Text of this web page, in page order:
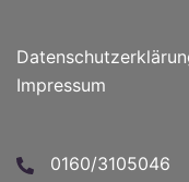
Impressum
0160/3105046